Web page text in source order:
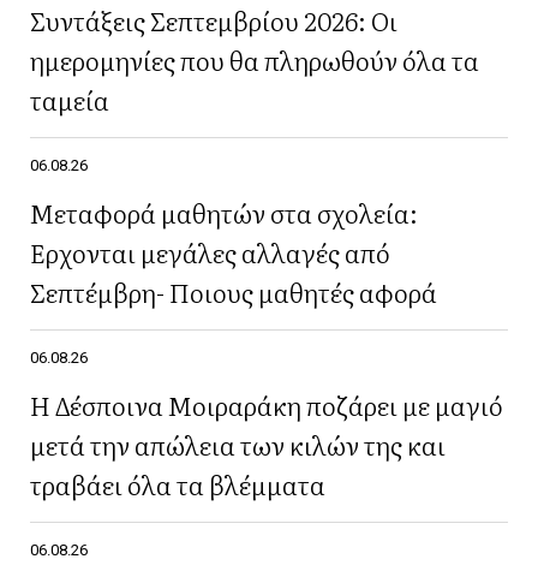
Συντάξεις Σεπτεμβρίου 2026: Οι
ημερομηνίες που θα πληρωθούν όλα τα
ταμεία
06.08.26
Μεταφορά μαθητών στα σχολεία:
Έρχονται μεγάλες αλλαγές από
Σεπτέμβρη- Ποιους μαθητές αφορά
06.08.26
Η Δέσποινα Μοιραράκη ποζάρει με μαγιό
μετά την απώλεια των κιλών της και
τραβάει όλα τα βλέμματα
06.08.26